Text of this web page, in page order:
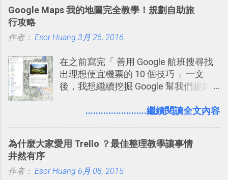
的軟體則讓同事可以在任何地方和公司
台，可以參考： JANDI 高效率團隊通訊
戶 。 2017/3 新增 ： Sortd for Slack：
改造 Slack 討論串介面變成專案任務排
程看板
片？而且最好能不花時間、立即拿到、
（或是沒有好的印表機），又不想跑照
提供了印照片的服務 ，而且價格不貴，
可以立即拿到，操作流程也十分簡單。
之前我在電腦玩物分享過：「 不需買印
方便教學 」。這篇文章則從印照片出
Google Maps 我的地圖完全教學！規劃自助旅
行攻略
作者： Esor Huang 3月 26, 2016
在之前寫完「 善用 Google 航班搜尋找
出理想便宜機票的 10 個技巧 」一文
後，我想繼續挖掘 Google 幫我們規劃
入的來聊聊 Google 的「我的地圖」服
線，對商務需求來說可以打造出一張一
書時建立的「 台灣推薦空拍地點地圖
........................繼續閱讀全文內容
為什麼大家愛用 Trello ？最佳整理教學讓事情
井然有序
作者： Esor Huang 6月 08, 2015